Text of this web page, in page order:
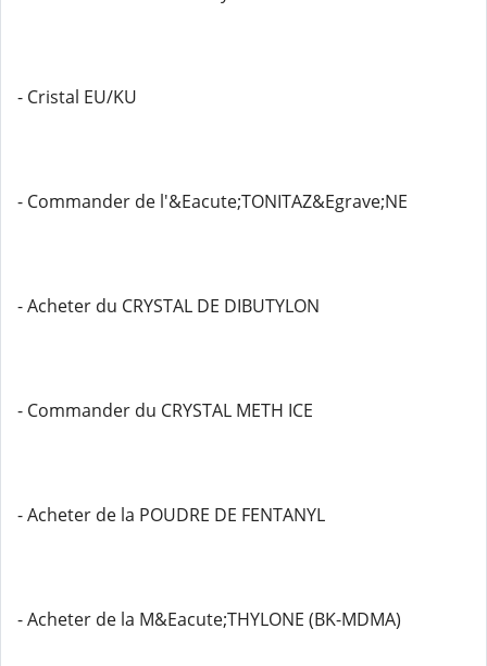
- Cristal EU/KU
- Commander de l'&Eacute;TONITAZ&Egrave;NE
- Acheter du CRYSTAL DE DIBUTYLON
- Commander du CRYSTAL METH ICE
- Acheter de la POUDRE DE FENTANYL
- Acheter de la M&Eacute;THYLONE (BK-MDMA)